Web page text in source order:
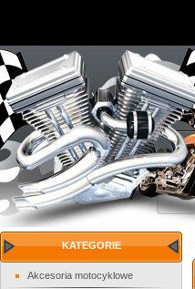
KATEGORIE
Akcesoria motocyklowe